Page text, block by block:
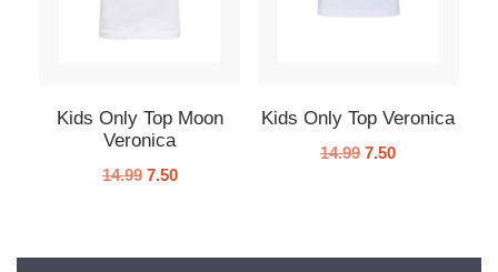
Kids Only Top Moon
Veronica
14.99 7.50
Kids Only Top Veronica
14.99 7.50